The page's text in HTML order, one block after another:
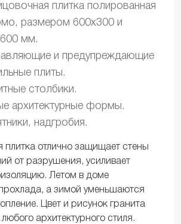
плитка полированная
размером 600х300 и
мм.
и предупреждающие
плиты.
столбики.
архитектурные формы.
надгробия.
плитка отлично защищает стены
от разрушения, усиливает
Летом в доме
а зимой уменьшаются
Цвет и рисунок гранита
архитектурного стиля.